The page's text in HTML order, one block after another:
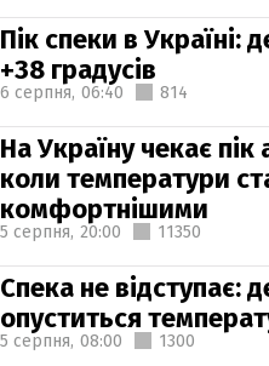
Пік спеки в Україні:
+38 градусів
6 серпня, 06:40 814
На Україну чекає
коли температури
комфортнішими
5 серпня, 20:00 11350
Спека не відступає:
опуститься
5 серпня, 08:00 1300